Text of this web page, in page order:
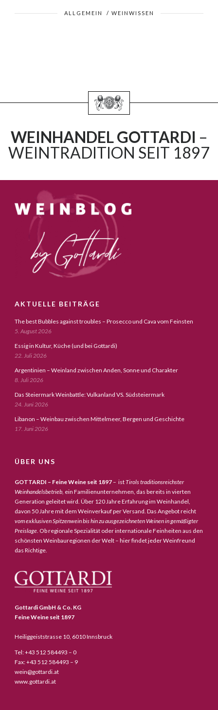
ALLGEMEIN / WEINWISSEN
WEINHANDEL GOTTARDI –
WEINTRADITION SEIT 1897
AKTUELLE BEITRÄGE
The best Bubbles against troubles – Prosecco und Cava vom Feinsten
5. August 2026
Essig in Kultur, Küche (und bei Gottardi)
22. Juli 2026
Argentinien – Weinland zwischen Anden, Sonne und Charakter
8. Juli 2026
Das Steiermark Weinbattle: Vulkanland VS. Südsteiermark
24. Juni 2026
Libanon – Weinbau zwischen Mittelmeer, Bergen und Geschichte
17. Juni 2026
ÜBER UNS
GOTTARDI – Feine Weine seit 1897 – istTirols traditionsreichster
Weinhandelsbetrieb, ein Familienunternehmen, das bereits in vierten
Generation geleitet wird. Über 120 Jahre Erfahrung im Weinhandel,
davon 50 Jahre mit dem Weinverkauf per Versand. Das Angebot reicht
vom exklusiven Spitzenwein bis hin zu ausgezeichneten Weinen in gemäßigter
Preislage. Ob regionale Spezialität oder internationale Feinheiten aus den
schönsten Weinbauregionen der Welt – hier findet jeder Weinfreund
das Richtige.
Gottardi GmbH & Co. KG
Feine Weine seit 1897
Heiliggeiststrasse 10, 6010 Innsbruck
Tel: +43 512 584493 – 0
Fax: +43 512 584493 – 9
wein@gottardi.at
www.gottardi.at